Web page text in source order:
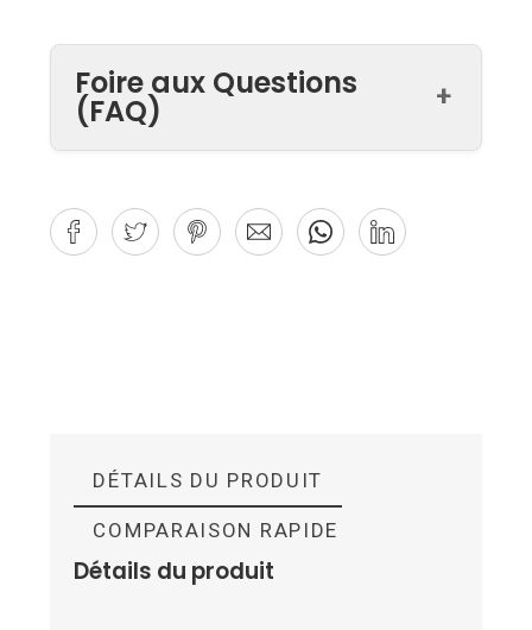
Foire aux Questions
(FAQ) +
DÉTAILS DU PRODUIT
COMPARAISON RAPIDE
Détails du produit